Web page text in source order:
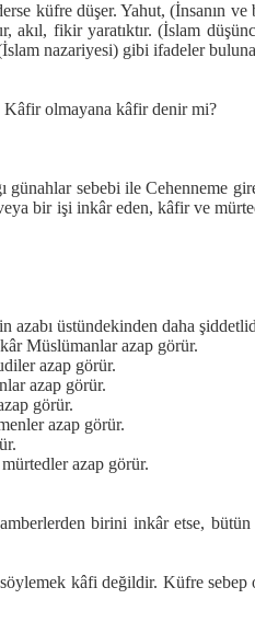
küfre düşer. Yahut, (İnsanın ve
akıl, fikir yaratıktır. (İslam
nazariyesi) gibi ifadeler
olmayana kâfir denir mi?
günahlar sebebi ile Cehenneme
bir işi inkâr eden, kâfir ve
azabı üstündekinden daha
Müslümanlar azap görür.
azap görür.
azap görür.
görür.
azap görür.
azap görür.
birini inkâr etse,
kâfi değildir. Küfre